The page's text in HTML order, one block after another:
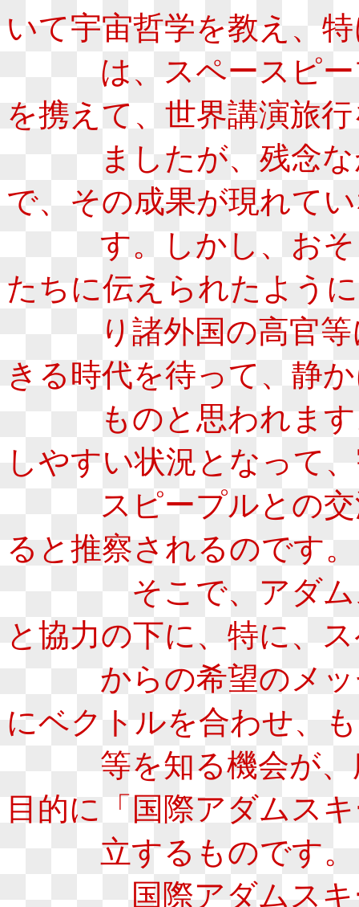
いて宇宙哲学を教え、
は、スペースピープ
を携えて、世界講演旅
ましたが、残念なが
で、その成果が現れて
す。しかし、おそら
たちに伝えられたよう
り諸外国の高官等に
きる時代を待って、静
ものと思われます。
しやすい状況となって
スピープルとの交流
ると推察されるのです。
そこで、アダムス
と協力の下に、特に、
からの希望のメッセ
にベクトルを合わせ、
等を知る機会が、広
目的に「国際アダムス
立するものです。
国際アダムスキー